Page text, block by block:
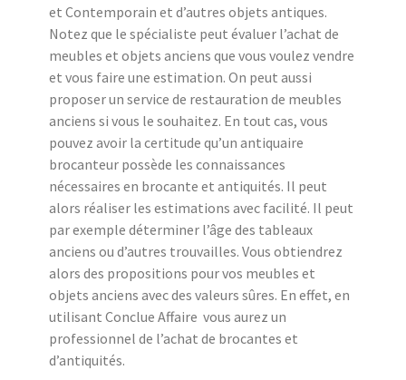
et Contemporain et d’autres objets antiques.
Notez que le spécialiste peut évaluer l’achat de
meubles et objets anciens que vous voulez vendre
et vous faire une estimation. On peut aussi
proposer un service de restauration de meubles
anciens si vous le souhaitez. En tout cas, vous
pouvez avoir la certitude qu’un antiquaire
brocanteur possède les connaissances
nécessaires en brocante et antiquités. Il peut
alors réaliser les estimations avec facilité. Il peut
par exemple déterminer l’âge des tableaux
anciens ou d’autres trouvailles. Vous obtiendrez
alors des propositions pour vos meubles et
objets anciens avec des valeurs sûres. En effet, en
utilisant Conclue Affaire vous aurez un
professionnel de l’achat de brocantes et
d’antiquités.